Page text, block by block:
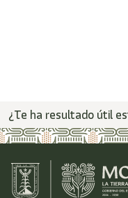
¿Te ha resultado útil